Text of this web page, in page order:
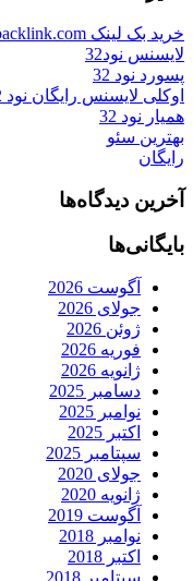
خرید بک لینک behtarinbacklink.com
لایسنس نود32
پسورد نود 32
اوکلی لایسنس رایگان نود 32
همیار نود 32
بهترین سئو
رایگان
آخرین دیدگاه‌ها
بایگانی‌ها
آگوست 2026
جولای 2026
ژوئن 2026
فوریه 2026
ژانویه 2026
دسامبر 2025
نوامبر 2025
اکتبر 2025
سپتامبر 2025
جولای 2020
ژانویه 2020
آگوست 2019
نوامبر 2018
اکتبر 2018